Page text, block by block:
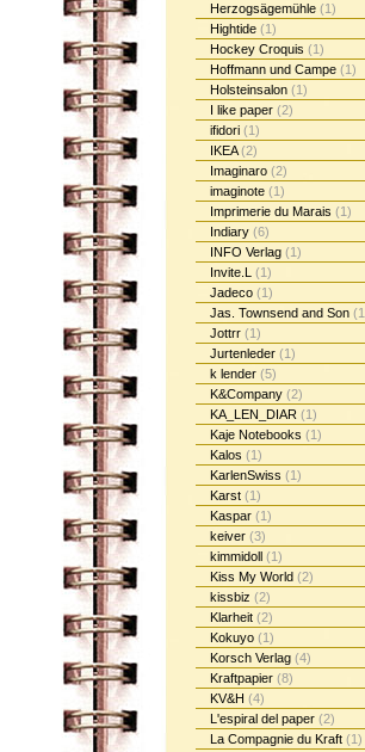
Herzogsägemühle (1)
Hightide (1)
Hockey Croquis (1)
Hoffmann und Campe (1)
Holsteinsalon (1)
I like paper (2)
ifidori (1)
IKEA(2)
Imaginaro (2)
imaginote (1)
Imprimerie du Marais (1)
Indiary (6)
INFO Verlag (1)
Invite.L (1)
Jadeco (1)
Jas. Townsend and Son
Jottrr (1)
Jurtenleder (1)
k lender (5)
K&Company (2)
KA_LEN_DIAR (1)
Kaje Notebooks (1)
Kalos (1)
KarlenSwiss (1)
Karst (1)
Kaspar (1)
keiver (3)
kimmidoll (1)
Kiss My World (2)
kissbiz (2)
Klarheit (2)
Kokuyo (1)
Korsch Verlag (4)
Kraftpapier (8)
KV&H (4)
L'espiral del paper (2)
La Compagnie du Kraft (1)